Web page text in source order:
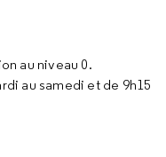
au niveau 0.
au samedi et de 9h15